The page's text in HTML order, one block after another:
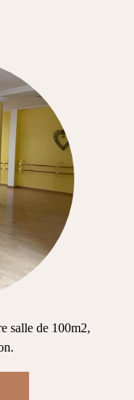
salle de 100m2,